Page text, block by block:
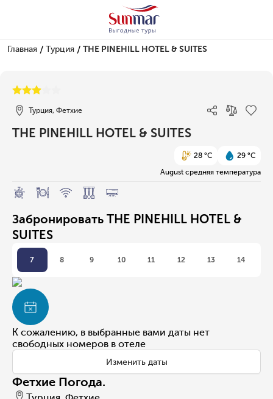
Главная / Турция / THE PINEHILL HOTEL & SUITES
Турция, Фетхие
THE PINEHILL HOTEL & SUITES
28 °C
29 °C
August средняя температура
Забронировать THE PINEHILL HOTEL &
SUITES
7 8 9 10 11 12 13 14
К сожалению, в выбранные вами даты нет
свободных номеров в отеле
Изменить даты
Фетхие Погода.